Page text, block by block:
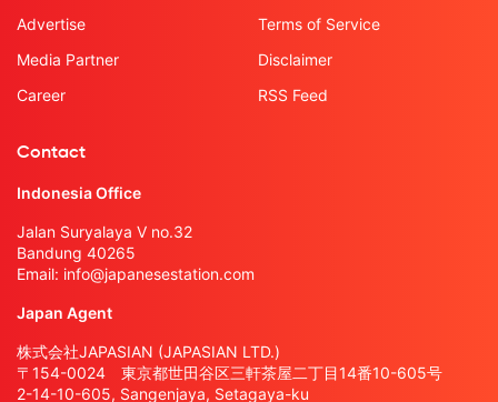
Advertise
Media Partner
Career
Terms of Service
Disclaimer
RSS Feed
Contact
Indonesia Office
Jalan Suryalaya V no.32
Bandung 40265
Email: info@japanesestation.com
Japan Agent
株式会社JAPASIAN (JAPASIAN LTD.)
〒154-0024 東京都世田谷区三軒茶屋二丁目14番10-605号
2-14-10-605, Sangenjaya, Setagaya-ku